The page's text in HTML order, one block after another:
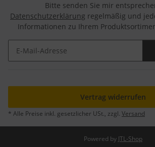
Bitte senden Sie mir
Datenschutzerklärung regelmäßig und
Informationen zu Ihrem
Vertrag widerrufen
* Alle Preise inkl. gesetzlicher USt., zzgl. Versand
Powered by JTL-Shop